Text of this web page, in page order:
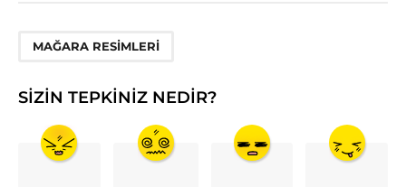
MAĞARA RESIMLERI
SIZIN TEPKINIZ NEDIR?